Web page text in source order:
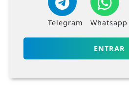
Telegram Whatsapp
ENTRAR